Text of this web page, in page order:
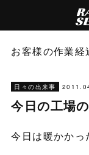
お客様の作業
日々の出来事
今日の工場
今日は暖かかっ